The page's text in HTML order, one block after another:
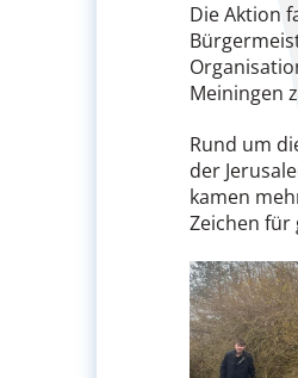
Die Aktion
Meiningen
Rund um
der
kamen
Zeichen für